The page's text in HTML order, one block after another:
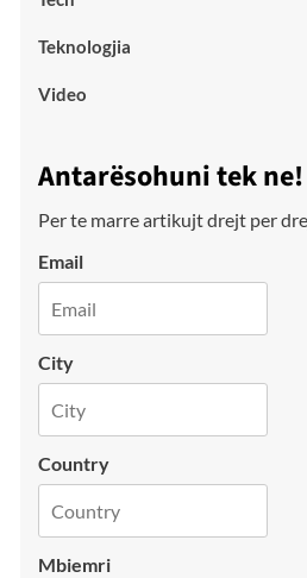
Teknologjia
Video
Antarësohuni tek ne!
Per te marre artikujt drejt per
Email
City
Country
Mbiemri